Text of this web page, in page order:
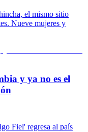
el mismo sitio
Nueve mujeres y
y ya no es el
Fiel' regresa al país